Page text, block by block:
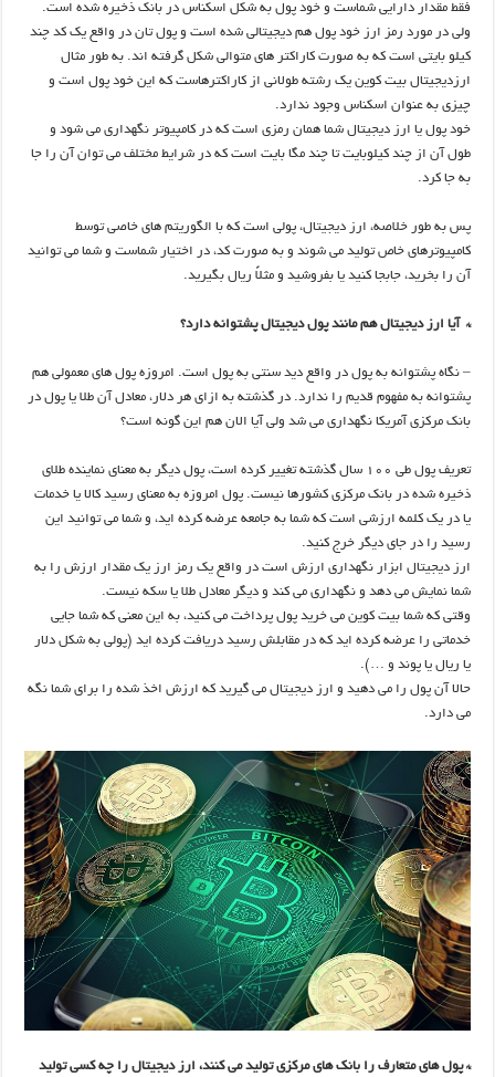
فقط مقدار دارایی شماست و خود پول به شکل اسکناس در بانک ذخیره شده است.
ولی در مورد رمز ارز خود پول هم دیجیتالی شده است و پول تان در واقع یک کد چند
کیلو بایتی است که به صورت کاراکتر های متوالی شکل گرفته اند. به طور مثال
ارزدیجیتال بیت کوین یک رشته طولانی از کاراکترهاست که این خود پول است و
چیزی به عنوان اسکناس وجود ندارد.
خود پول یا ارز دیجیتال شما همان رمزی است که در کامپیوتر نگهداری می شود و
طول آن از چند کیلوبایت تا چند مگا بایت است که در شرایط مختلف می توان آن را جا
به جا کرد.
پس به طور خلاصه، ارز دیجیتال، پولی است که با الگوریتم های خاصی توسط
کامپیوترهای خاص تولید می شوند و به صورت کد، در اختیار شماست و شما می توانید
آن را بخرید، جابجا کنید یا بفروشید و مثلاً ریال بگیرید.
* آیا ارز دیجیتال هم مانند پول دیجیتال پشتوانه دارد؟
– نگاه پشتوانه به پول در واقع دید سنتی به پول است. امروزه پول های معمولی هم
پشتوانه به مفهوم قدیم را ندارد. در گذشته به ازای هر دلار، معادل آن طلا یا پول در
بانک مرکزی آمریکا نگهداری می شد ولی آیا الان هم این گونه است؟
تعریف پول طی ۱۰۰ سال گذشته تغییر کرده است، پول دیگر به معنای نماینده طلای
ذخیره شده در بانک مرکزی کشورها نیست. پول امروزه به معنای رسید کالا یا خدمات
یا در یک کلمه ارزشی است که شما به جامعه عرضه کرده اید، و شما می توانید این
رسید را در جای دیگر خرج کنید.
ارز دیجیتال ابزار نگهداری ارزش است در واقع یک رمز ارز یک مقدار ارزش را به
شما نمایش می دهد و نگهداری می کند و دیگر معادل طلا یا سکه نیست.
وقتی که شما بیت کوین می خرید پول پرداخت می کنید، به این معنی که شما جایی
خدماتی را عرضه کرده اید که در مقابلش رسید دریافت کرده اید (پولی به شکل دلار
یا ریال یا پوند و …).
حالا آن پول را می دهید و ارز دیجیتال می گیرید که ارزش اخذ شده را برای شما نگه
می دارد.
* پول های متعارف را بانک های مرکزی تولید می کنند، ارز دیجیتال را چه کسی تولید